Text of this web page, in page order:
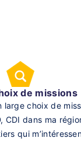
de missions
large choix de
CDI dans ma
qui